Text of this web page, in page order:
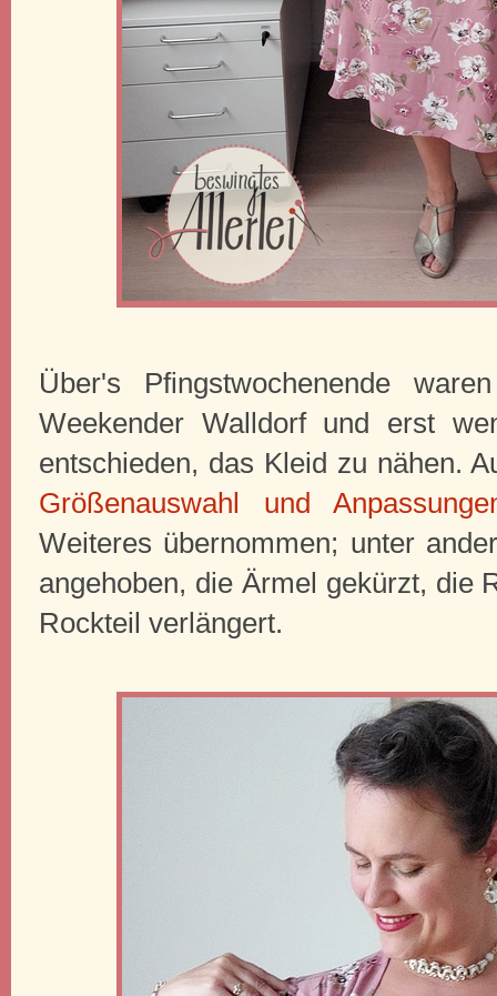
Über's Pfingstwochenende
Weekender Walldorf und erst
entschieden, das Kleid zu nähen.
Größenauswahl und
Weiteres übernommen; unter
angehoben, die Ärmel gekürzt, die
Rockteil verlängert.